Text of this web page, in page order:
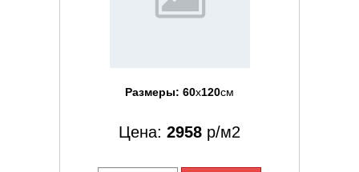
Размеры: 60x120см
Цена: 2958 р/м2